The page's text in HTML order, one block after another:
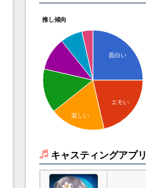
推し傾向
面白い
エモい
楽しい
キャスティングアプリ